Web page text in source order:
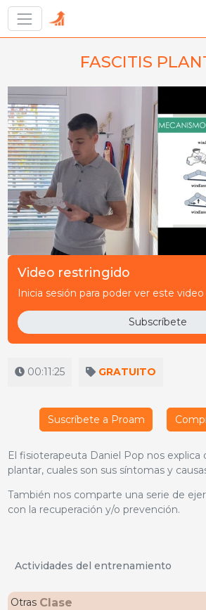
FASCITIS
Video restringido
Inicia sesión para poder ver este video
Subscríbete
00:11:25 GRATUITO
Suscríbete a Proam
El fisioterapeuta Daniel Pop nos explica
plantar, cuales son sus síntomas y
También nos comparte una serie de
con la recuperación y/o prevención.
Actividades del entrenamiento
Otras Clase